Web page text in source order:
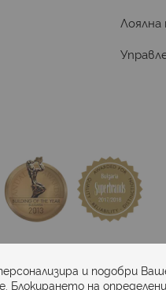
Лоялна
и подобри
Блокирането на